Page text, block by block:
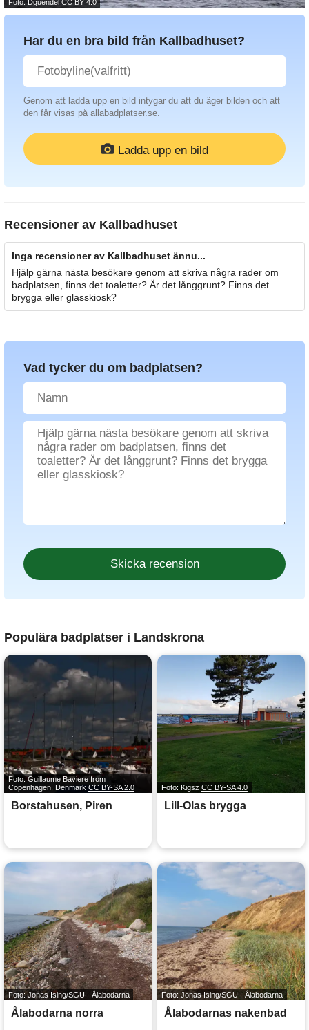
Foto: Dguendel CC BY 4.0
Har du en bra bild från Kallbadhuset?
Genom att ladda upp en bild intygar du att du äger bilden och att
den får visas på allabadplatser.se.
Ladda upp en bild
Recensioner av Kallbadhuset
Inga recensioner av Kallbadhuset ännu...
Hjälp gärna nästa besökare genom att skriva några rader om
badplatsen, finns det toaletter? Är det långgrunt? Finns det
brygga eller glasskiosk?
Vad tycker du om badplatsen?
Populära badplatser i Landskrona
Foto: Guillaume Baviere from
Copenhagen, Denmark CC BY-SA 2.0
Borstahusen, Piren
Foto: Kigsz CC BY-SA 4.0
Lill-Olas brygga
Foto: Jonas Ising/SGU - Ålabodarna
Ålabodarna norra
Foto: Jonas Ising/SGU - Ålabodarna
Ålabodarnas nakenbad